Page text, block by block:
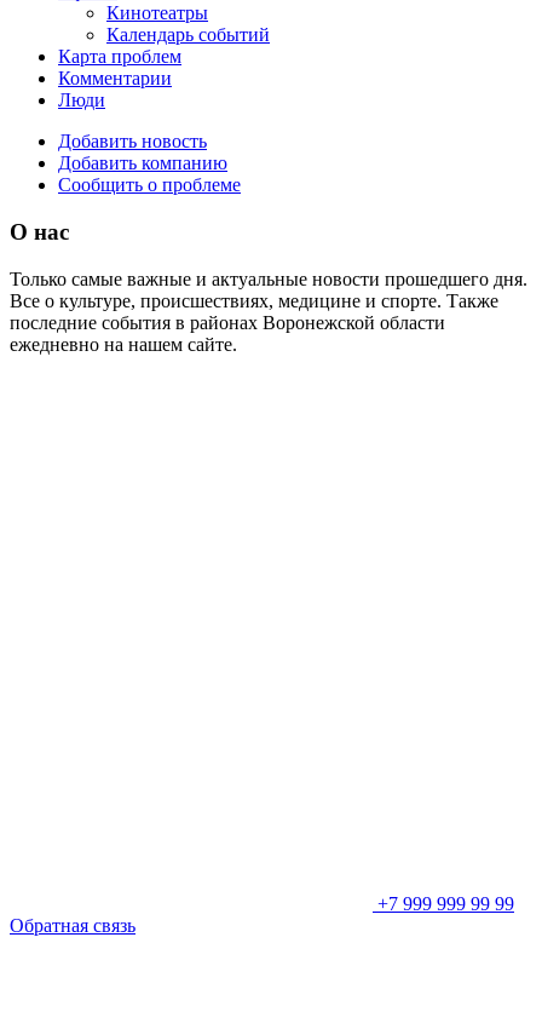
Кинотеатры
Календарь событий
Карта проблем
Комментарии
Люди
Добавить новость
Добавить компанию
Сообщить о проблеме
О нас
Только самые важные и актуальные новости прошедшего дня.
Все о культуре, происшествиях, медицине и спорте. Также
последние события в районах Воронежской области
ежедневно на нашем сайте.
+7 999 999 99 99
Обратная связь